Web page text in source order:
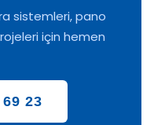
sistemleri, pano
için hemen
23